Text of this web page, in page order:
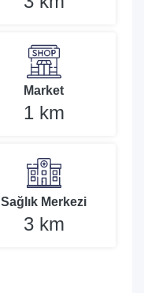
Market
1 km
Sağlık Merkezi
3 km